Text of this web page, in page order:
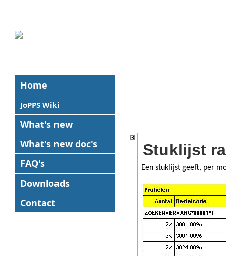
Home
JoPPS Wiki
What's new
What's new doc's
FAQ's
Downloads
Contact
Stuklijst
Een stuklijst geeft, per